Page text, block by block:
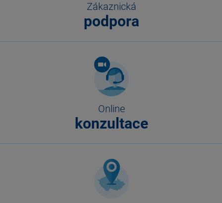
Zákaznická
podpora
Online
konzultace